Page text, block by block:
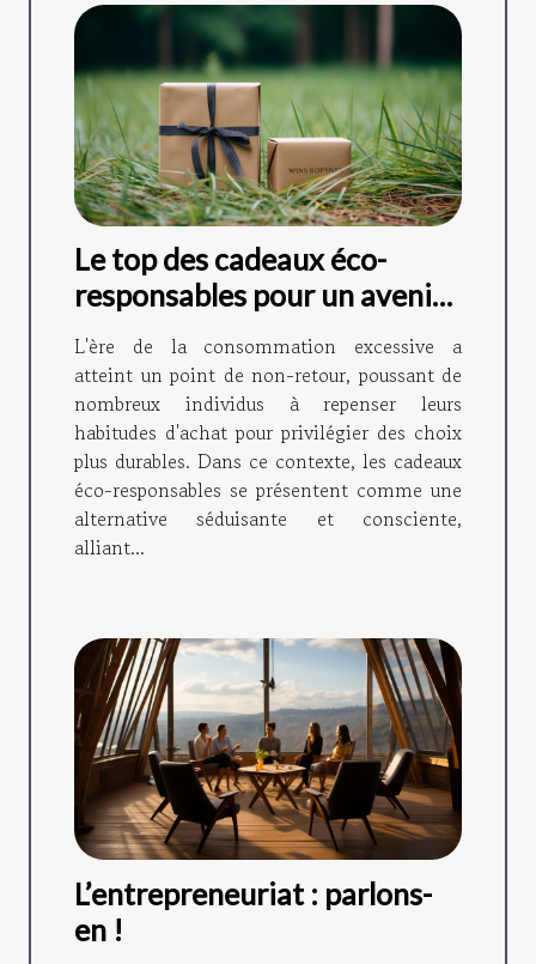
Le top des cadeaux éco-
responsables pour un avenir
durable
L'ère de la consommation excessive a
atteint un point de non-retour, poussant de
nombreux individus à repenser leurs
habitudes d'achat pour privilégier des choix
plus durables. Dans ce contexte, les cadeaux
éco-responsables se présentent comme une
alternative séduisante et consciente,
alliant...
L’entrepreneuriat : parlons-
en !